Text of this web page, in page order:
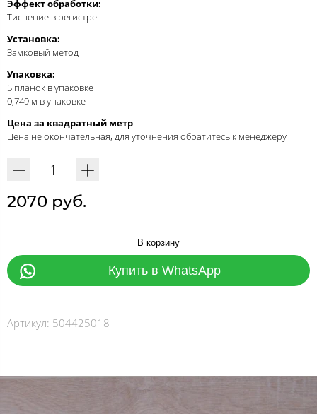
Эффект обработки:
Тиснение в регистре
Установка:
Замковый метод
Упаковка:
5 планок в упаковке
0,749 м в упаковке
Цена за квадратный метр
Цена не окончательная, для уточнения обратитесь к менеджеру
2070 руб.
В корзину
Купить в WhatsApp
Артикул: 504425018